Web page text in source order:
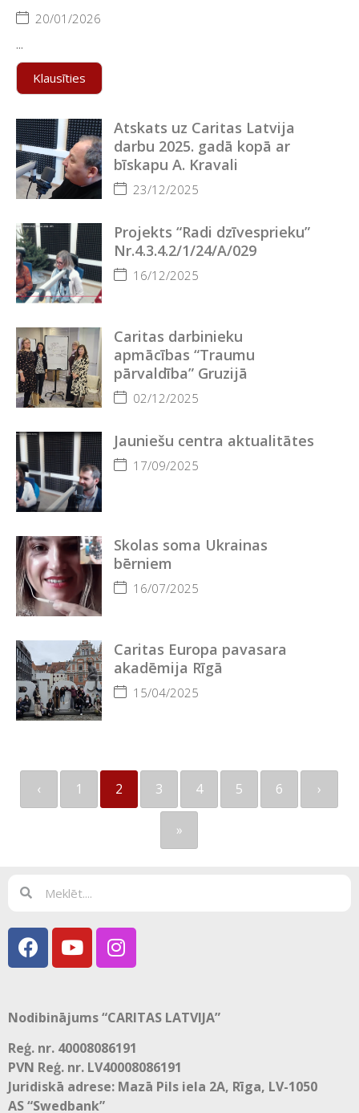
20/01/2026
...
Klausīties
Atskats uz Caritas Latvija
darbu 2025. gadā kopā ar
bīskapu A. Kravali
23/12/2025
Projekts “Radi dzīvesprieku”
Nr.4.3.4.2/1/24/A/029
16/12/2025
Caritas darbinieku
apmācības “Traumu
pārvaldība” Gruzijā
02/12/2025
Jauniešu centra aktualitātes
17/09/2025
Skolas soma Ukrainas
bērniem
16/07/2025
Caritas Europa pavasara
akadēmija Rīgā
15/04/2025
‹ 1 2 3 4 5 6 ›
»
Nodibinājums “CARITAS LATVIJA”
Reģ. nr. 40008086191
PVN Reģ. nr. LV40008086191
Juridiskā adrese: Mazā Pils iela 2A, Rīga, LV-1050
AS “Swedbank”